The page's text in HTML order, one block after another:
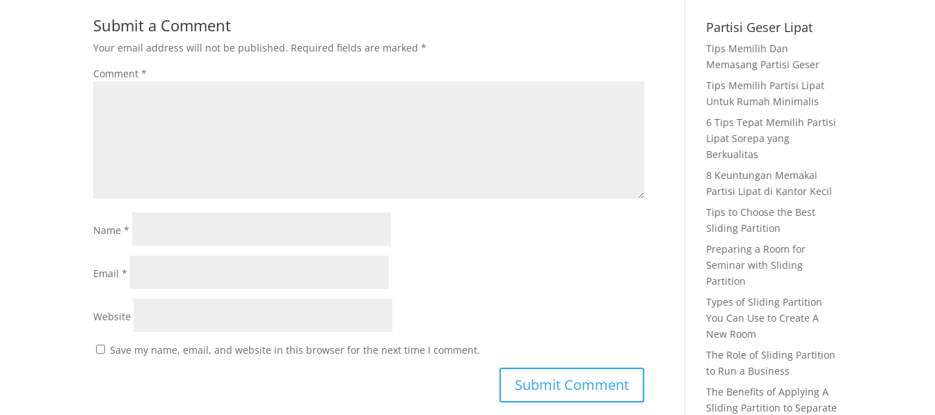
Submit a Comment
Your email address will not be published. Required fields are marked*
Comment*
Name*
Email*
Website
Save my name, email, and website in this browser for the next time I comment.
Partisi Geser Lipat
Tips Memilih Dan
Memasang Partisi Geser
Tips Memilih Partisi Lipat
Untuk Rumah Minimalis
6 Tips Tepat Memilih Partisi
Lipat Sorepa yang
Berkualitas
8 Keuntungan Memakai
Partisi Lipat di Kantor Kecil
Tips to Choose the Best
Sliding Partition
Preparing a Room for
Seminar with Sliding
Partition
Types of Sliding Partition
You Can Use to Create A
New Room
The Role of Sliding Partition
to Run a Business
The Benefits of Applying A
Sliding Partition to Separate